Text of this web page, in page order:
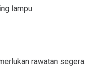
lampu
rawatan segera.